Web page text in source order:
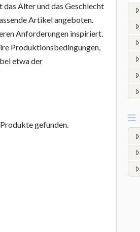
Alter und das Geschlecht
Artikel angeboten.
Anforderungen inspiriert.
Produktionsbedingungen,
etwa der
gefunden.